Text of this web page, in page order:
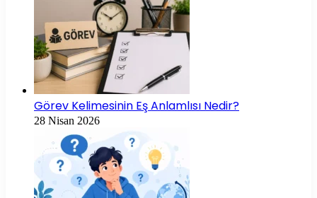
Görev Kelimesinin Eş Anlamlısı Nedir?
28 Nisan 2026